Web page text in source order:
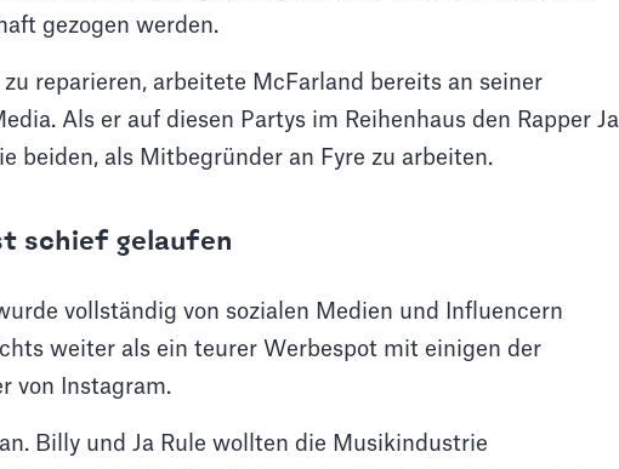
gezogen werden.
reparieren, arbeitete McFarland bereits an seiner
Als er auf diesen Partys im Reihenhaus den Rapper Ja
beiden, als Mitbegründer an Fyre zu arbeiten.
schief gelaufen
vollständig von sozialen Medien und Influencern
weiter als ein teurer Werbespot mit einigen der
von Instagram.
Billy und Ja Rule wollten die Musikindustrie